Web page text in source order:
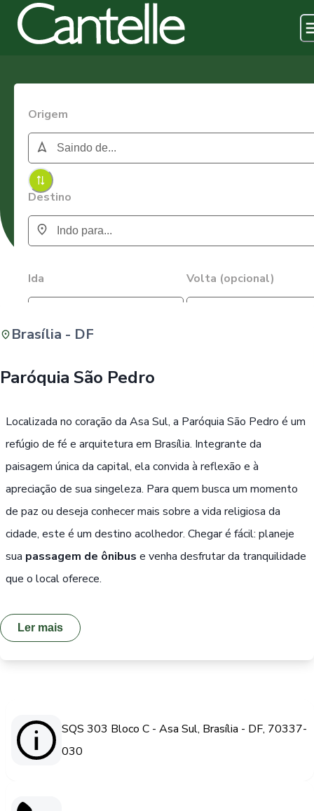
Origem
Destino
Ida Volta (opcional)
Brasília - DF
Paróquia São Pedro
Localizada no coração da Asa Sul, a Paróquia São Pedro é um
refúgio de fé e arquitetura em Brasília. Integrante da
paisagem única da capital, ela convida à reflexão e à
apreciação de sua singeleza. Para quem busca um momento
de paz ou deseja conhecer mais sobre a vida religiosa da
cidade, este é um destino acolhedor. Chegar é fácil: planeje
sua passagem de ônibus e venha desfrutar da tranquilidade
que o local oferece.
Ler mais
SQS 303 Bloco C - Asa Sul, Brasília - DF, 70337-
030